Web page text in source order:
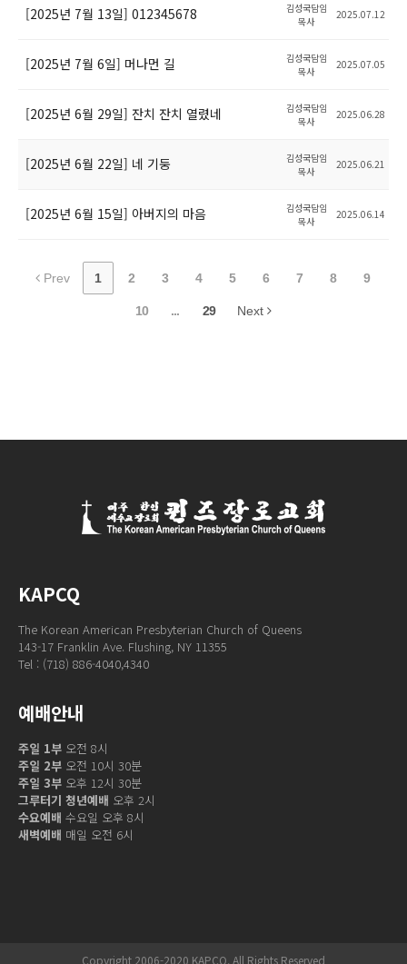
[2025년 7월 13일] 012345678
김성국담임
목사
2025.07.12
[2025년 7월 6일] 머나먼 길
김성국담임
목사
2025.07.05
[2025년 6월 29일] 잔치 잔치 열렸네
김성국담임
목사
2025.06.28
[2025년 6월 22일] 네 기둥
김성국담임
목사
2025.06.21
[2025년 6월 15일] 아버지의 마음
김성국담임
목사
2025.06.14
Prev 1 2 3 4 5 6 7 8 9
10 ... 29 Next
KAPCQ
The Korean American Presbyterian Church of Queens
143-17 Franklin Ave. Flushing, NY 11355
Tel : (718) 886-4040,4340
예배안내
주일 1부 오전 8시
주일 2부 오전 10시 30분
주일 3부 오후 12시 30분
그루터기 청년예배 오후 2시
수요예배 수요일 오후 8시
새벽예배 매일 오전 6시
Copyright 2006-2020 KAPCQ. All Rights Reserved